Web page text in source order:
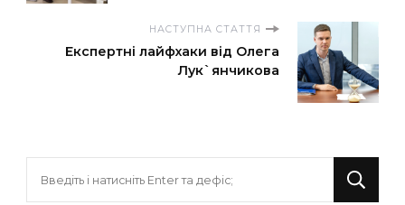
НАСТУПНА СТАТТЯ
Експертні лайфхаки від Олега
Лук`янчикова